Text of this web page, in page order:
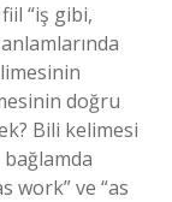
“iş gibi,
doğru
Bili kelimesi
bağlamda
work” ve “as